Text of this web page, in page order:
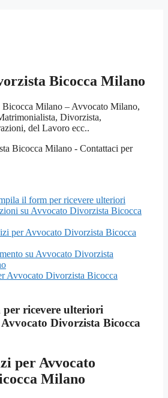
Bicocca Milano
Milano – Avvocato Milano,
Divorzista,
del Lavoro ecc..
il form per ricevere ulteriori
su Avvocato Divorzista Bicocca
per Avvocato Divorzista Bicocca
su Avvocato Divorzista
Avvocato Divorzista Bicocca
ricevere ulteriori
Avvocato Divorzista Bicocca
per Avvocato
Milano